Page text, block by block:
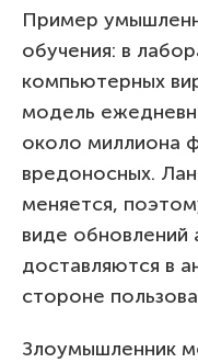
Пример
обучения: в
компьютерных
модель
около миллиона
вредоносных.
меняется,
виде обновлений
доставляются в
стороне
Злоумышленник